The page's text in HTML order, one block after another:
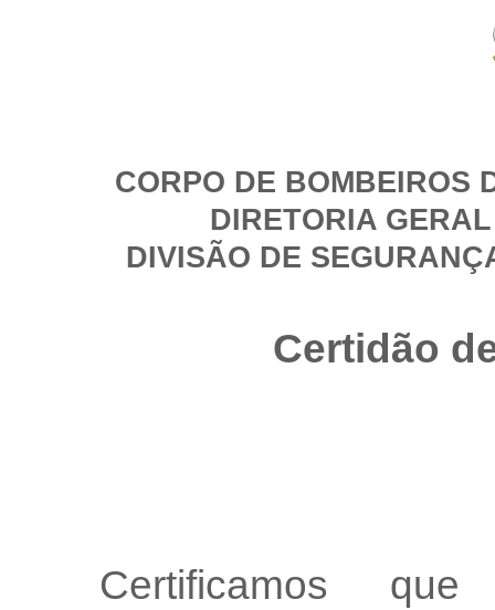
CORPO DE BOMBEIROS
DIRETORIA
DIVISÃO DE
Certidão
Certificamos